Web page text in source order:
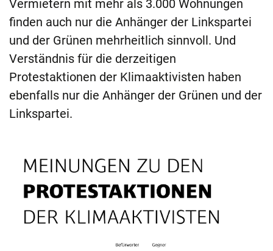
Vermietern mit mehr als 3.000 Wohnungen
finden auch nur die Anhänger der Linkspartei
und der Grünen mehrheitlich sinnvoll. Und
Verständnis für die derzeitigen
Protestaktionen der Klimaaktivisten haben
ebenfalls nur die Anhänger der Grünen und der
Linkspartei.